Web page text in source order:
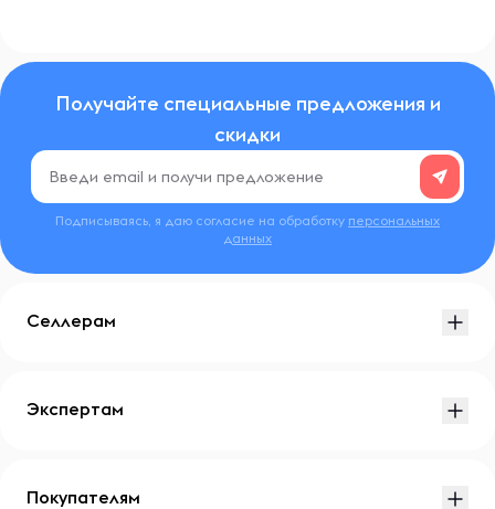
Получайте специальные предложения и
скидки
Подписываясь, я даю согласие на обработку персональных
данных
Селлерам
Экспертам
Покупателям